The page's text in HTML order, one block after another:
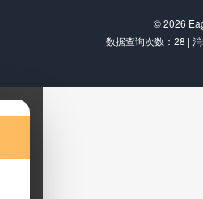
© 2026
数据查询次数：28 |